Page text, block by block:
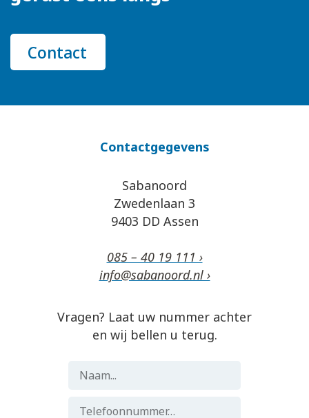
Contact
Contactgegevens
Sabanoord
Zwedenlaan 3
9403 DD Assen
085 – 40 19 111 ›
info@sabanoord.nl ›
Vragen? Laat uw nummer achter
en wij bellen u terug.